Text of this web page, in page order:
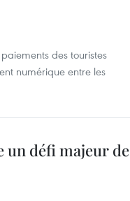
des touristes
numérique entre les
un défi majeur de